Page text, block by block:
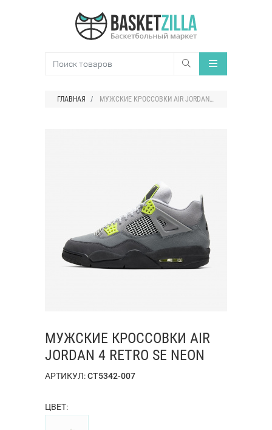
ГЛАВНАЯ МУЖСКИЕ КРОССОВКИ AIR JORDAN 4 RETRO SE
МУЖСКИЕ КРОССОВКИ AIR
JORDAN 4 RETRO SE NEON
АРТИКУЛ:CT5342-007
ЦВЕТ: